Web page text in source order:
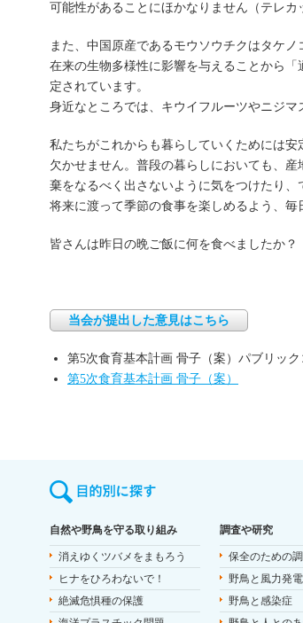
可能性があることにほかなりません（テレカ
また、中国原産であるモウソウチクはタケ
在来の生物多様性に影響を与えることから
定されています。
身近なところでは、キウイフルーツやニジマ
私たちがこれからも暮らしていくためには
欠かせません。普段の暮らしにおいても、
棄をなるべく出さないように気をつけたり、
将来に渡って季節の食事を楽しめるよう、毎
皆さんは昨日の晩ご飯に何を食べましたか？
当会が提出した意見はこちら
第5次食育基本計画 骨子（案）パブリッ
第5次食育基本計画 骨子（案）
自然や野鳥を守る取り組み
消えゆくツバメをまもろう
ヒナをひろわないで！
絶滅危惧種の保護
調査や研究
保全のための
野鳥と風力発電
野鳥と感染症